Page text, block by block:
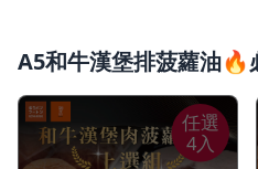
A5和牛漢堡排菠蘿油🔥
任選
4入